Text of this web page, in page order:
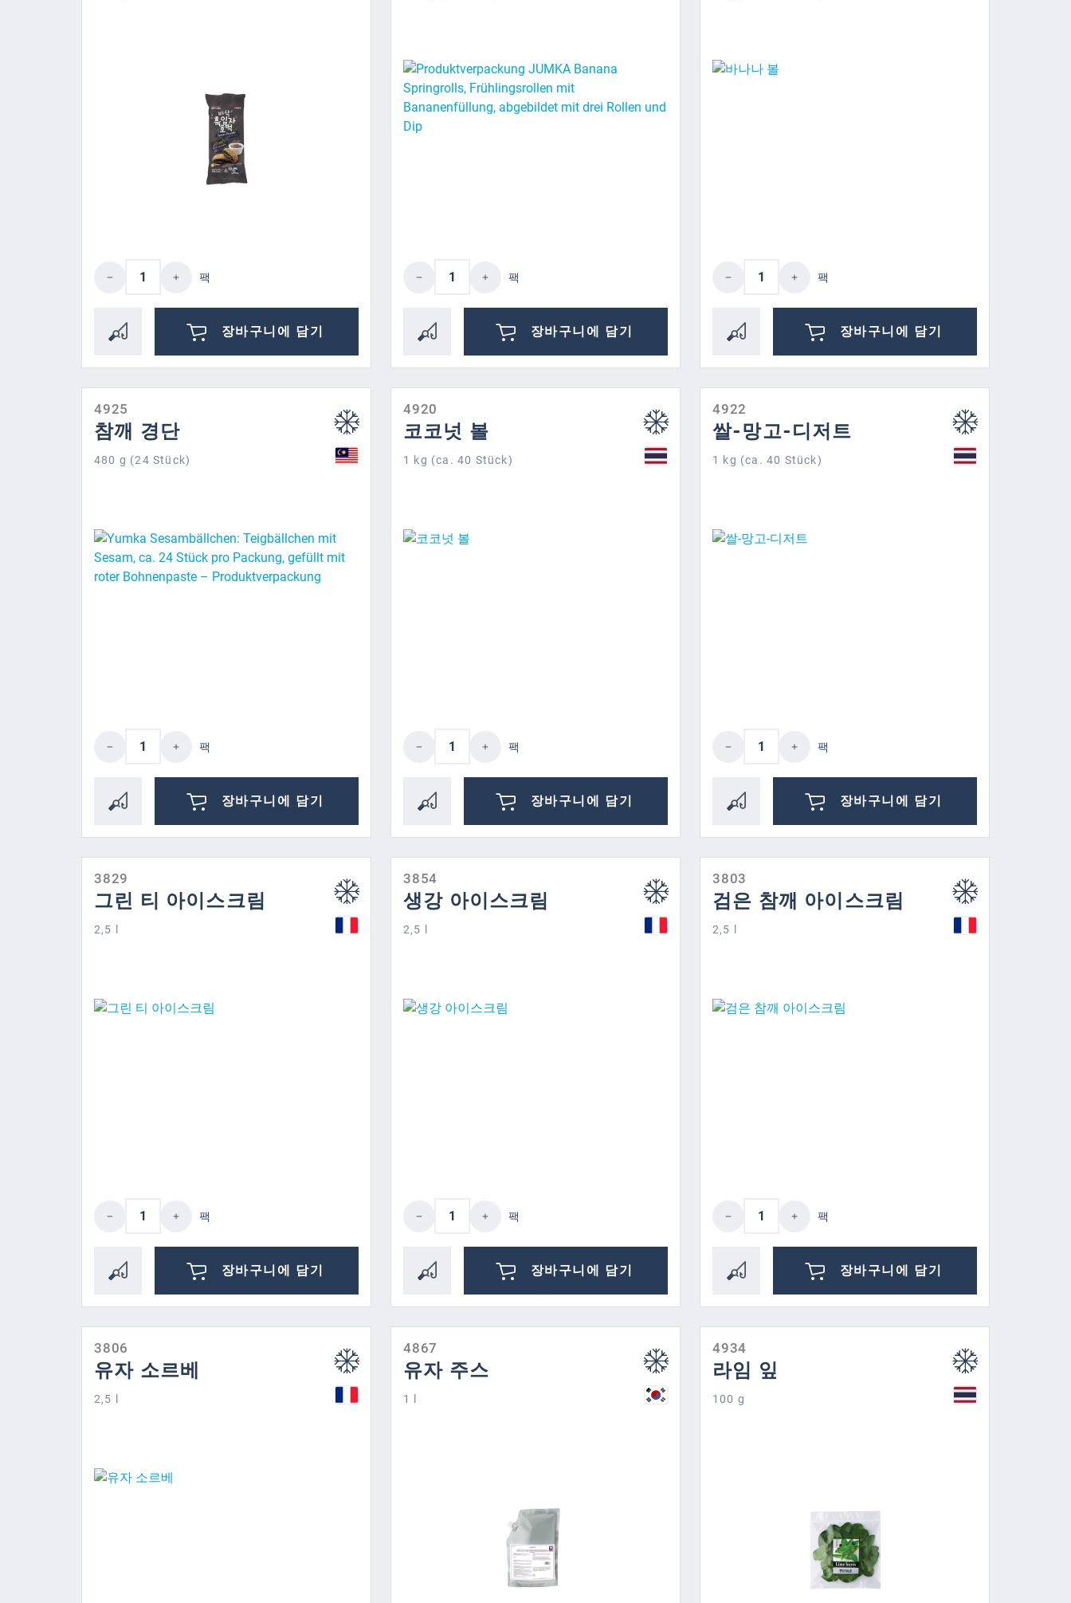
제품 수량: 원하는 값을 입력하거나 버튼을 사용하여 수량을 늘리거나 줄이십시오.
팩
장바구니에 담기
제품 수량: 원하는 값을 입력하거나 버튼을 사용하여 수량을 늘리거나 줄이십시
팩
장바구니에 담기
제품 수량: 원하는 값을 입력하거나 버튼
팩
장바구니에 담기
4925
참깨 경단
480 g (24 Stück)
제품 수량: 원하는 값을 입력하거나 버튼을 사용하여 수량을 늘리거나 줄이십시오.
팩
장바구니에 담기
4920
코코넛 볼
1 kg (ca. 40 Stück)
제품 수량: 원하는 값을 입력하거나 버튼을 사용하여 수량을 늘리거나 줄이십시
팩
장바구니에 담기
4922
쌀-망고-디저트
1 kg (ca. 40 Stück)
제품 수량: 원하는 값을 입력하거나 버튼
팩
장바구니에 담기
3829
그린 티 아이스크림
2,5 l
제품 수량: 원하는 값을 입력하거나 버튼을 사용하여 수량을 늘리거나 줄이십시오.
팩
장바구니에 담기
3854
생강 아이스크림
2,5 l
제품 수량: 원하는 값을 입력하거나 버튼을 사용하여 수량을 늘리거나 줄이십시
팩
장바구니에 담기
3803
검은 참깨 아이스크림
2,5 l
제품 수량: 원하는 값을 입력하거나 버튼
팩
장바구니에 담기
3806
유자 소르베
2,5 l
4867
유자 주스
1 l
4934
라임 잎
100 g